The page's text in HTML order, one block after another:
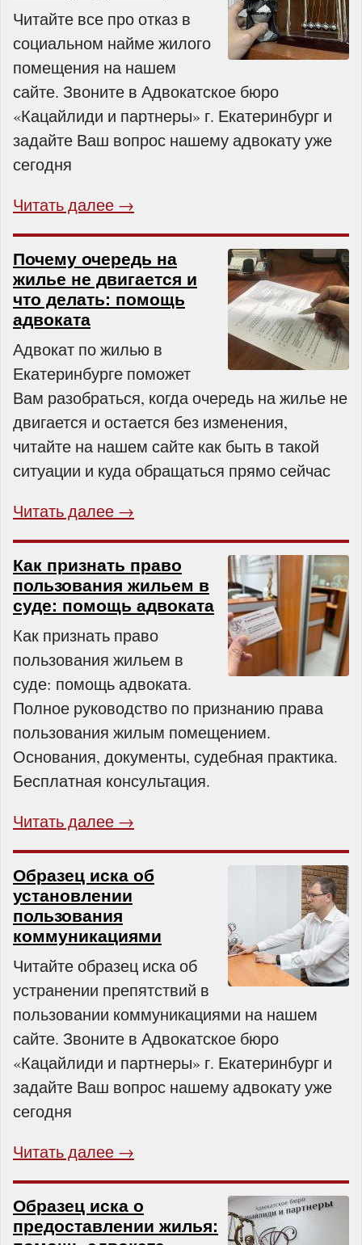
Читайте все про отказ в
социальном найме жилого
помещения на нашем
сайте. Звоните в Адвокатское бюро
«Кацайлиди и партнеры» г. Екатеринбург и
задайте Ваш вопрос нашему адвокату уже
сегодня
Читать далее →
Почему очередь на
жилье не двигается и
что делать: помощь
адвоката
Адвокат по жилью в
Екатеринбурге поможет
Вам разобраться, когда очередь на жилье не
двигается и остается без изменения,
читайте на нашем сайте как быть в такой
ситуации и куда обращаться прямо сейчас
Читать далее →
Как признать право
пользования жильем в
суде: помощь адвоката
Как признать право
пользования жильем в
суде: помощь адвоката.
Полное руководство по признанию права
пользования жилым помещением.
Основания, документы, судебная практика.
Бесплатная консультация.
Читать далее →
Образец иска об
установлении
пользования
коммуникациями
Читайте образец иска об
устранении препятствий в
пользовании коммуникациями на нашем
сайте. Звоните в Адвокатское бюро
«Кацайлиди и партнеры» г. Екатеринбург и
задайте Ваш вопрос нашему адвокату уже
сегодня
Читать далее →
Образец иска о
предоставлении жилья: